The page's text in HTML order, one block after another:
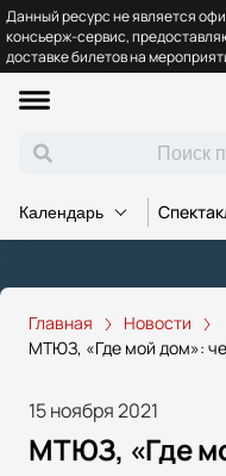
Данный ресурс не является
консьерж-сервис,
доставке билетов на
Календарь
Главная
Новости
МТЮЗ, «Где мой дом»:
15 ноября 2021
МТЮЗ, «Где